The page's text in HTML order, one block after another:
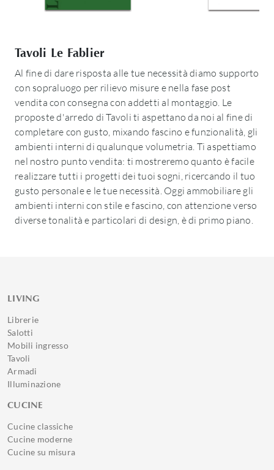
Tavoli Le Fablier
Al fine di dare risposta alle tue necessità diamo supporto
con sopraluogo per rilievo misure e nella fase post
vendita con consegna con addetti al montaggio. Le
proposte d'arredo di Tavoli ti aspettano da noi al fine di
completare con gusto, mixando fascino e funzionalità, gli
ambienti interni di qualunque volumetria. Ti aspettiamo
nel nostro punto vendita: ti mostreremo quanto è facile
realizzare tutti i progetti dei tuoi sogni, ricercando il tuo
gusto personale e le tue necessità. Oggi ammobiliare gli
ambienti interni con stile e fascino, con attenzione verso
diverse tonalità e particolari di design, è di primo piano.
LIVING
Librerie
Salotti
Mobili ingresso
Tavoli
Armadi
Illuminazione
CUCINE
Cucine classiche
Cucine moderne
Cucine su misura